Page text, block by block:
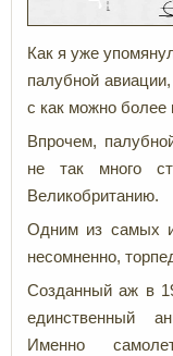
Как я уже
палубной
с как можно более
Впрочем,
не так много
Великобританию.
Одним из самых
несомненно,
Созданный аж в
единственный
Именно